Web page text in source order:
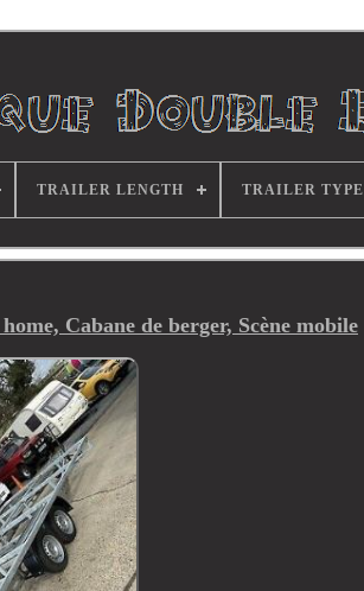
TRAILER LENGTH TRAILER TYPE
Cabane de berger, Scène mobile